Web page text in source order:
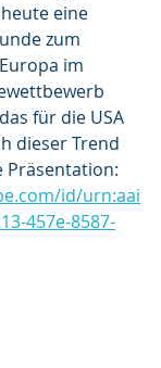
eine
zum
im
für die USA
dieser Trend
Präsentation:
id/urn:aai
457e-8587-